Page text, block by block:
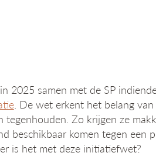
2025 samen met de SP
. De wet erkent het belang van
Zo krijgen ze
beschikbaar komen tegen een
is het met deze initiatiefwet?